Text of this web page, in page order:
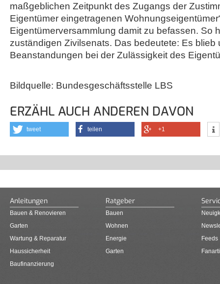
maßgeblichen Zeitpunkt des Zugangs der
Eigentümer eingetragenen
Eigentümerversammlung damit zu befassen. So
zuständigen Zivilsenats. Das bedeutete: Es blieb
Beanstandungen bei der Zulässigkeit des
Bildquelle: Bundesgeschäftsstelle LBS
ERZÄHL AUCH ANDEREN DAVON
tweet teilen +1
Anleitungen
Bauen & Renovieren
Garten
Wartung & Reparatur
Haussicherheit
Baufinanzierung
Ratgeber
Bauen
Wohnen
Energie
Garten
Feeds